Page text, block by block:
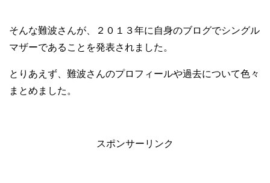
そんな難波さんが、２０１３年に自身のブログでシングル
マザーであることを発表されました。
とりあえず、難波さんのプロフィールや過去について色々
まとめました。
スポンサーリンク